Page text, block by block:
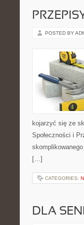
POSTED BY
kojarzyć się ze
Społeczności i
[…]
CATEGORIES:
DLA